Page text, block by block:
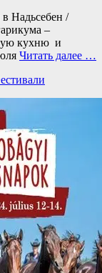
Надьсебен /
–
кухню и
Читать далее …